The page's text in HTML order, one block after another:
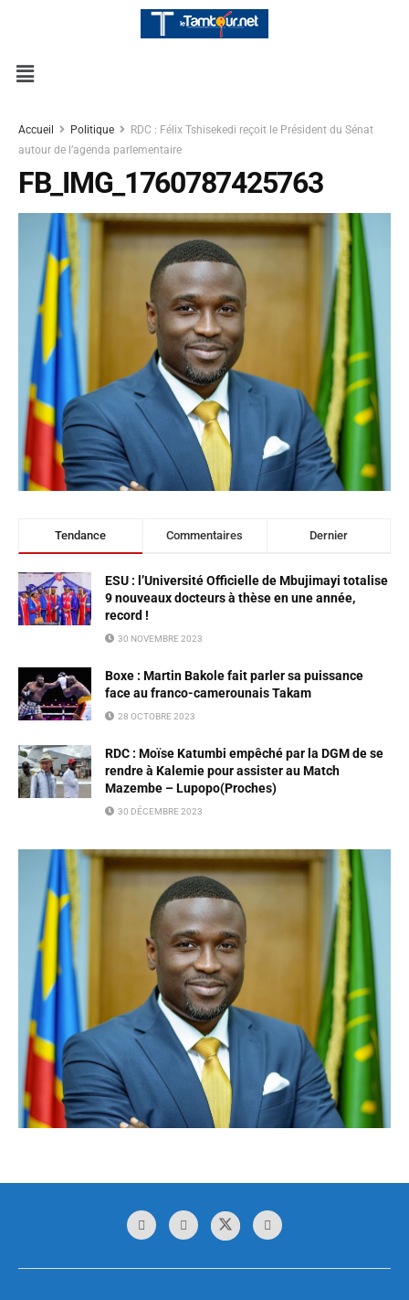
Accueil Politique
RDC : Félix Tshisekedi reçoit le Président du Sénat
autour de l’agenda parlementaire
FB_IMG_1760787425763
Tendance Commentaires Dernier
ESU : l’Université Officielle de Mbujimayi totalise
9 nouveaux docteurs à thèse en une année,
record !
30 NOVEMBRE 2023
Boxe : Martin Bakole fait parler sa puissance
face au franco-camerounais Takam
28 OCTOBRE 2023
RDC : Moïse Katumbi empêché par la DGM de se
rendre à Kalemie pour assister au Match
Mazembe – Lupopo(Proches)
30 DÉCEMBRE 2023